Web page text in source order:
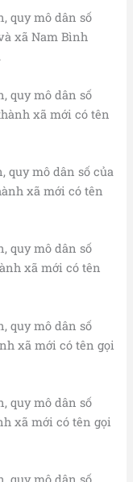
quy mô dân số
xã Nam Bình
quy mô dân số
xã mới có tên
quy mô dân số của
xã mới có tên
quy mô dân số
xã mới có tên
quy mô dân số
xã mới có tên gọi
quy mô dân số
xã mới có tên gọi